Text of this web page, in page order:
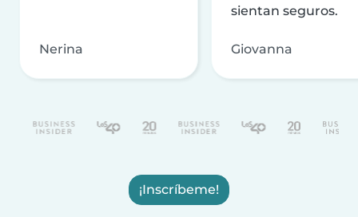
Nerina
sientan seguros.
Giovanna
¡Inscríbeme!